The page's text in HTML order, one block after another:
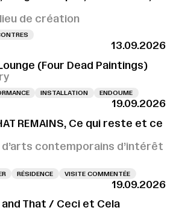
de création
13.09.2026
(Four Dead Paintings)
INSTALLATION ENDOUME
19.09.2026
REMAINS, Ce qui reste et ce
contemporains d’intérêt
RÉSIDENCE VISITE COMMENTÉE
19.09.2026
That / Ceci et Cela